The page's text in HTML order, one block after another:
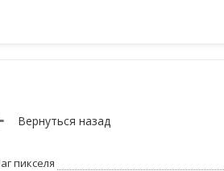
Вернуться назад
пикселя